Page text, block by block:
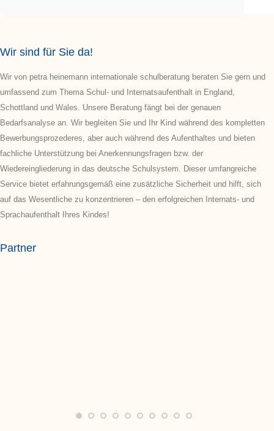
Wir sind für Sie da!
Wir von petra heinemann internationale schulberatung beraten Sie gern und
umfassend zum Thema Schul- und Internatsaufenthalt in England,
Schottland und Wales. Unsere Beratung fängt bei der genauen
Bedarfsanalyse an. Wir begleiten Sie und Ihr Kind während des kompletten
Bewerbungsprozederes, aber auch während des Aufenthaltes und bieten
fachliche Unterstützung bei Anerkennungsfragen bzw. der
Wiedereingliederung in das deutsche Schulsystem. Dieser umfangreiche
Service bietet erfahrungsgemäß eine zusätzliche Sicherheit und hilft, sich
auf das Wesentliche zu konzentrieren – den erfolgreichen Internats- und
Sprachaufenthalt Ihres Kindes!
Partner